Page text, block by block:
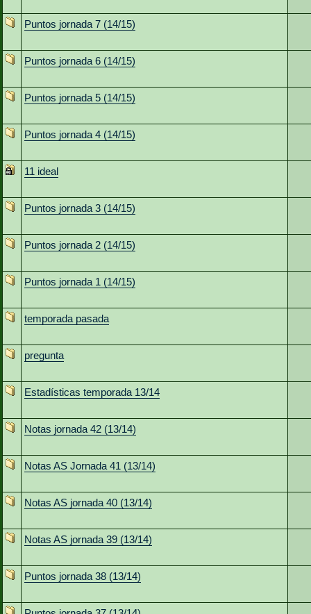
Puntos jornada 7 (14/15)
Puntos jornada 6 (14/15)
Puntos jornada 5 (14/15)
Puntos jornada 4 (14/15)
11 ideal
Puntos jornada 3 (14/15)
Puntos jornada 2 (14/15)
Puntos jornada 1 (14/15)
temporada pasada
pregunta
Estadísticas temporada 13/14
Notas jornada 42 (13/14)
Notas AS Jornada 41 (13/14)
Notas AS jornada 40 (13/14)
Notas AS jornada 39 (13/14)
Puntos jornada 38 (13/14)